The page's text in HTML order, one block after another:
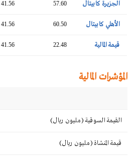
الجزيرة كابيتال 57.60
41.56
الأهلي كابيتال 60.50
41.56
قيمة المالية 22.48
41.56
المؤشرات المالية
القيمة السوقية (مليون ريال)
قيمة المنشاة (مليون ريال)